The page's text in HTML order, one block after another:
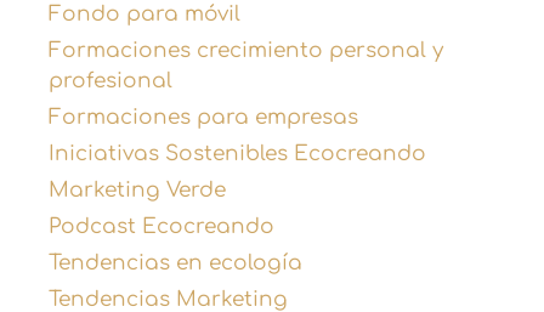
Fondo para móvil
Formaciones crecimiento personal y
profesional
Formaciones para empresas
Iniciativas Sostenibles Ecocreando
Marketing Verde
Podcast Ecocreando
Tendencias en ecología
Tendencias Marketing